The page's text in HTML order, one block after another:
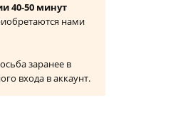
40-50 минут
нами
заранее в
входа в аккаунт.